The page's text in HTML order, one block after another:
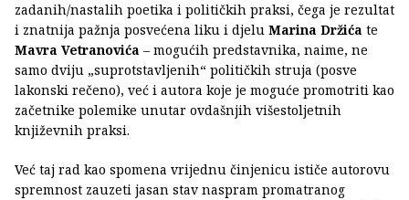
zadanih/nastalih poetika i političkih praksi, čega je rezultat
i znatnija pažnja posvećena liku i djelu Marina Držića te
Mavra Vetranovića – mogućih predstavnika, naime, ne
samo dviju „suprotstavljenih“ političkih struja (posve
lakonski rečeno), već i autora koje je moguće promotriti kao
začetnike polemike unutar ovdašnjih višestoljetnih
književnih praksi.
Već taj rad kao spomena vrijednu činjenicu ističe autorovu
spremnost zauzeti jasan stav naspram promatranog